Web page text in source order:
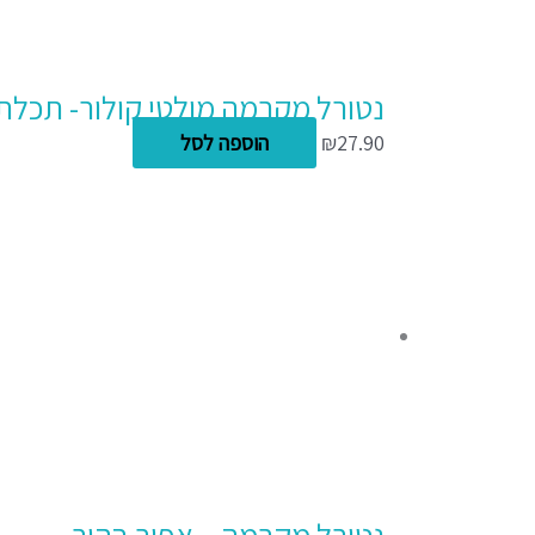
נטורל מקרמה מולטי קולור-
₪27.90 הוספה לסל